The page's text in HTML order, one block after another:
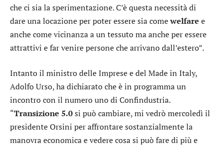
che ci sia la sperimentazione. C’è questa necessità di
dare una locazione per poter essere sia comewelfare e
anche come vicinanza a un tessuto ma anche per essere
attrattivi e far venire persone che arrivano dall’estero”.
Intanto il ministro delle Imprese e del Made in Italy,
Adolfo Urso, ha dichiarato che è in programma un
incontro con il numero uno di Confindustria.
“Transizione 5.0si può cambiare, mi vedrò mercoledì il
presidente Orsini per affrontare sostanzialmente la
manovra economica e vedere cosa si può fare di più e